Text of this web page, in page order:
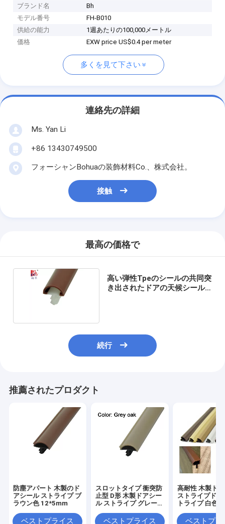
ブランド名
Bh
モデル番号
FH-B010
供給の能力
1週あたりの100,000メートル
価格
EXW price US$0.4 per meter
多くを見て下さい
連絡先の詳細
Ms. Yan Li
+86 13430749500
フォーシャンBohuaの装飾材料Co.、株式会社。
接触
最高の価格で
高い弾性Tpeのシールの共同突
き出されたドアの天候シール
続行
推薦されたプロダクト
防塵アパート 木製のド
アシール ストライプ ブ
ラウン色 12*5mm
ベストプライス
スロットタイプ 衝突防
止型 D形 木製ドアシー
ル ストライプ グレーオ
ベストプライス
高耐性 木製ド
ストライプドア
トライプ 白色
ベストプラ